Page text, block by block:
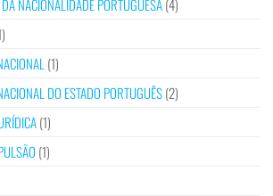
NACIONALIDADE PORTUGUESA(4)
(1)
DO ESTADO PORTUGUÊS(2)
(1)
(1)